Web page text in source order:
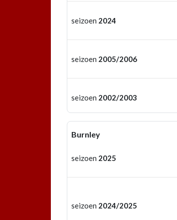
seizoen 2024
seizoen 2005/2006
seizoen 2002/2003
Burnley
seizoen 2025
seizoen 2024/2025